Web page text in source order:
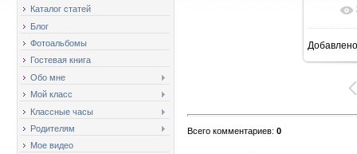
Каталог статей
Блог
Фотоальбомы
Гостевая книга
Обо мне
Мой класс
Классные часы
Родителям
Мое видео
Добавлено
Всего комментариев: 0